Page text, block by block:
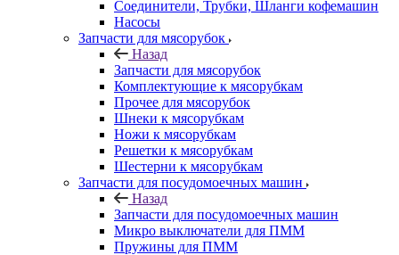
Соединители, Трубки, Шланги кофемашин
Насосы
Запчасти для мясорубок
Назад
Запчасти для мясорубок
Комплектующие к мясорубкам
Прочее для мясорубок
Шнеки к мясорубкам
Ножи к мясорубкам
Решетки к мясорубкам
Шестерни к мясорубкам
Запчасти для посудомоечных машин
Назад
Запчасти для посудомоечных машин
Микро выключатели для ПММ
Пружины для ПММ